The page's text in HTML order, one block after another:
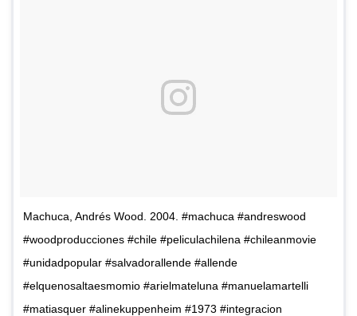
Machuca, Andrés Wood. 2004. #machuca #andreswood
#woodproducciones #chile #peliculachilena #chileanmovie
#unidadpopular #salvadorallende #allende
#elquenosaltaesmomio #arielmateluna #manuelamartelli
#matiasquer #alinekuppenheim #1973 #integracion